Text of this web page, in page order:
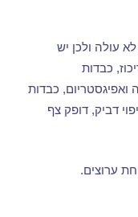
לא עולה ולכן יש
, כבדות
ואפיגסטריום, כבדות
דביק,דופק צף
ערוצים.